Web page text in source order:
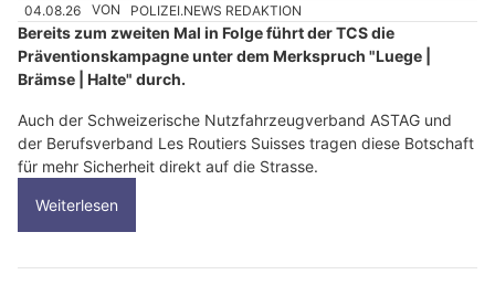
04.08.26 VON POLIZEI.NEWS REDAKTION
Bereits zum zweiten Mal in Folge führt der TCS die
Präventionskampagne unter dem Merkspruch "Luege |
Brämse | Halte" durch.
Auch der Schweizerische Nutzfahrzeugverband ASTAG und
der Berufsverband Les Routiers Suisses tragen diese Botschaft
für mehr Sicherheit direkt auf die Strasse.
Weiterlesen